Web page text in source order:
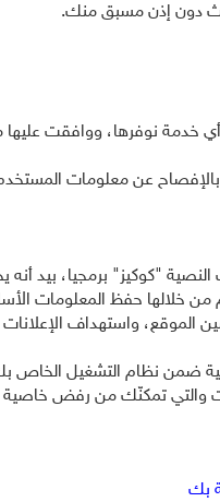
دون إذن مسبق منك.
خدمة نوفرها، ووافقت
بالإفصاح عن معلومات
"كوكيز" برمجيا، بيد
خلالها حفظ المعلومات
الموقع، واستهداف الإعلانات
ضمن نظام التشغيل الخاص
تمكنّك من رفض خاصية
بك